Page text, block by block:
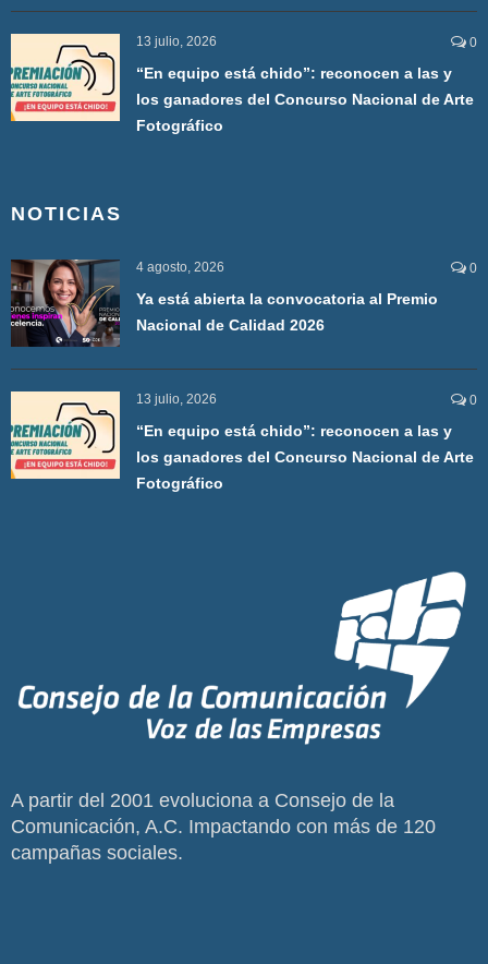
13 julio, 2026 0
“En equipo está chido”: reconocen a las y
los ganadores del Concurso Nacional de Arte
Fotográfico
NOTICIAS
4 agosto, 2026 0
Ya está abierta la convocatoria al Premio
Nacional de Calidad 2026
13 julio, 2026 0
“En equipo está chido”: reconocen a las y
los ganadores del Concurso Nacional de Arte
Fotográfico
A partir del 2001 evoluciona a Consejo de la
Comunicación, A.C. Impactando con más de 120
campañas sociales.